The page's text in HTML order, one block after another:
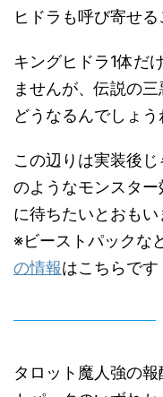
ヒドラも呼び寄せ
キングヒドラ1体だ
ませんが、伝説の
どうなるんでしょう
この辺りは実装後
のようなモンスタ
に待ちたいとおもい
※ビーストパックな
の情報はこちらです
タロット魔人強の